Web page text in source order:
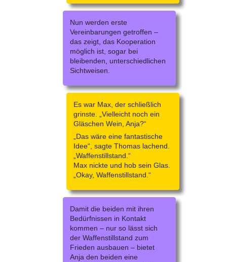
Nun werden erste
Vereinbarungen getroffen –
das zeigt, das Kooperation
möglich ist, sogar bei
bleibenden, unterschiedlichen
Sichtweisen.
Es war Max, der schließlich
grinste. „Vielleicht noch ein
Gläschen Wein, Anja?“
„Das wäre eine fantastische
Idee“, sagte Thomas lachend.
„Waffenstillstand.“
Max nickte und hob sein Glas.
„Okay, Waffenstillstand.“
Damit die beiden mit ihren
Bedürfnissen in Kontakt
kommen – nur so lässt sich
der Waffenstillstand zum
Frieden ausbauen – bietet
Anja den beiden eine